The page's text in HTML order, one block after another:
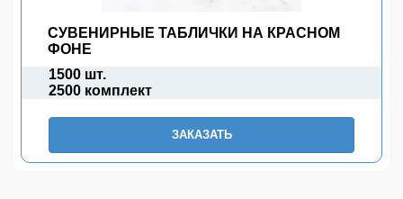
СУВЕНИРНЫЕ ТАБЛИЧКИ НА КРАСНОМ
ФОНЕ
1500 шт.
2500 комплект
ЗАКАЗАТЬ